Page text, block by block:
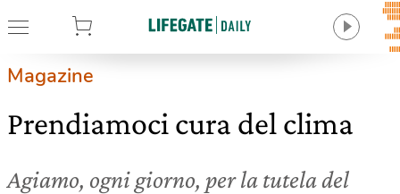
Magazine
Prendiamoci cura del clima
Agiamo, ogni giorno, per la tutela del